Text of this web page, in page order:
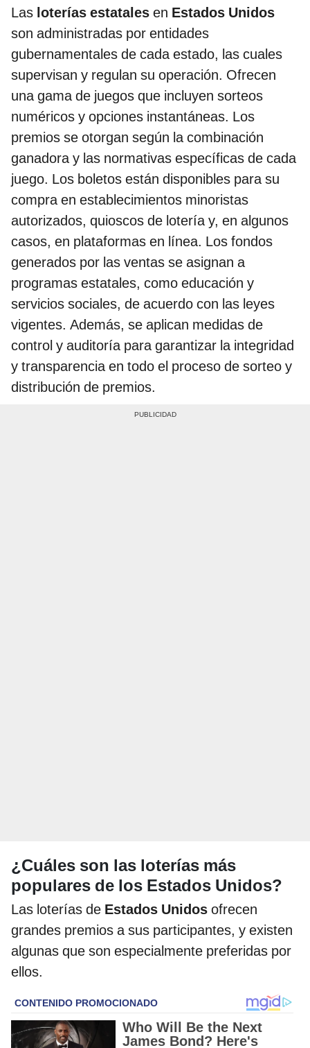
Las loterías estatales en Estados Unidos
son administradas por entidades
gubernamentales de cada estado, las cuales
supervisan y regulan su operación. Ofrecen
una gama de juegos que incluyen sorteos
numéricos y opciones instantáneas. Los
premios se otorgan según la combinación
ganadora y las normativas específicas de cada
juego. Los boletos están disponibles para su
compra en establecimientos minoristas
autorizados, quioscos de lotería y, en algunos
casos, en plataformas en línea. Los fondos
generados por las ventas se asignan a
programas estatales, como educación y
servicios sociales, de acuerdo con las leyes
vigentes. Además, se aplican medidas de
control y auditoría para garantizar la integridad
y transparencia en todo el proceso de sorteo y
distribución de premios.
¿Cuáles son las loterías más
populares de los Estados Unidos?
Las loterías de Estados Unidos ofrecen
grandes premios a sus participantes, y existen
algunas que son especialmente preferidas por
ellos.